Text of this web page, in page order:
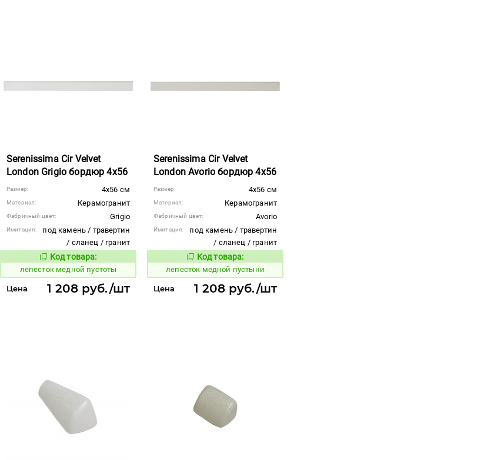
Serenissima Cir Velvet
London Grigio бордюр 4x56
Размер: 4x56 см
Материал: Керамогранит
Фабричный цвет: Grigio
Имитация:
под камень / травертин
/ сланец / гранит
Код товара:
866199 Код товара:
лепесток медной пустоты
Цена 1 208 руб./шт
Serenissima Cir Velvet
London Avorio бордюр 4x56
Размер: 4x56 см
Материал: Керамогранит
Фабричный цвет: Avorio
Имитация:
под камень / травертин
/ сланец / гранит
Код товара:
866200Код товара:
лепесток медной пустыни
Цена 1 208 руб./шт